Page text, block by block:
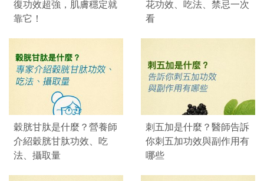
復功效超強，肌膚穩定就
靠它！
花功效、吃法、禁忌一次
看
穀胱甘肽是什麼？營養師
介紹穀胱甘肽功效、吃
法、攝取量
刺五加是什麼？醫師告訴
你刺五加功效與副作用有
哪些